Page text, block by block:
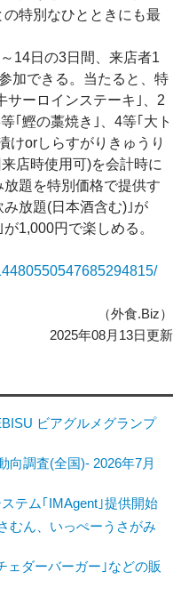
特別なひとときにも最
14日の3日間、来店者1
加できる。当たると、特
サーロインステーキ｣、2
｢鰹の藁焼き｣、4等｢大ト
けorしらすがりきゅうり
店時使用可)を会計時に
題を特別価格で提供す
放題(日本酒含む)｣が
1,000円で楽しめる。
（外食.Biz）
2025年08月13日更新
ビアグルメグランプ
向調査(全国)- 2026年7月
テム｢IMAgent｣提供開始
むん、いっぺーうさがみ
ェダーバーガー｣などの販